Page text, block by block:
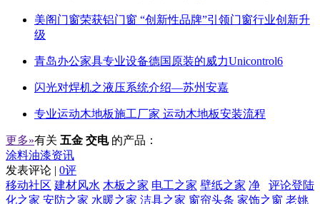
美阁门窗荣获铝门窗 “创新性品牌”引领门窗行业创新升
级
青岛办公家具专业设备德国原装的威力Unicontrol6
闪光对焊机之液压系统介绍—苏州安嘉
专业运动木地板施工厂家 运动木地板安装流程
更多»有关 五金 交电 的产品：
涂料油漆资讯
发表评论 | 0评
评论登陆
移动社区 建材风水 木板之家 电工之家 壁纸之家 净
化之家 安防之家 水暖之家 洁具之家 窗帘头条 家饰之窗 老姚